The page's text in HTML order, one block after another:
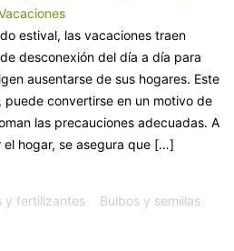
estival, las vacaciones traen
desconexión del día a día para
ausentarse de sus hogares. Este
puede convertirse en un motivo de
las precauciones adecuadas. A
el hogar, se asegura que […]
y fertilizantes Bulbos y semillas